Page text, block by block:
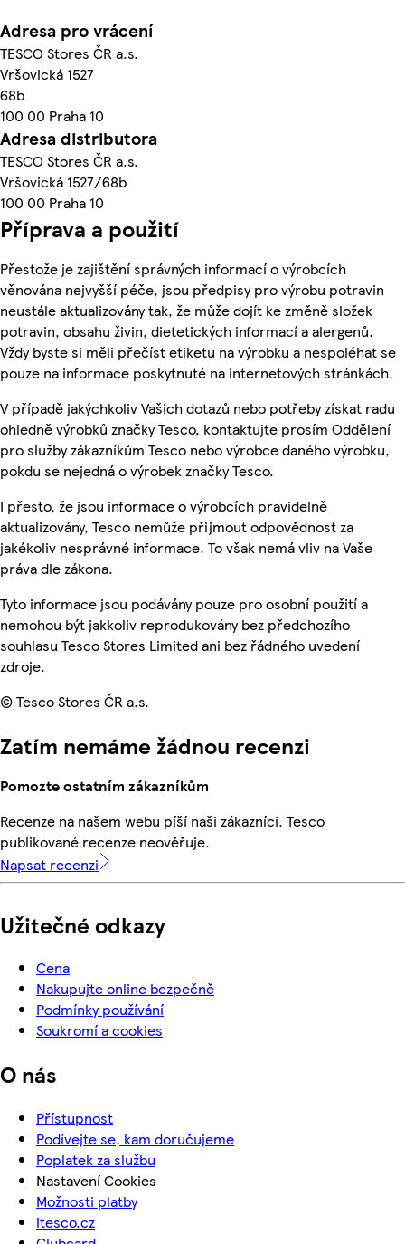
Adresa pro vrácení
TESCO Stores ČR a.s.
Vršovická 1527
68b
100 00 Praha 10
Adresa distributora
TESCO Stores ČR a.s.
Vršovická 1527/68b
100 00 Praha 10
Příprava a použití
Přestože je zajištění správných informací o výrobcích
věnována nejvyšší péče, jsou předpisy pro výrobu potravin
neustále aktualizovány tak, že může dojít ke změně složek
potravin, obsahu živin, dietetických informací a alergenů.
Vždy byste si měli přečíst etiketu na výrobku a nespoléhat se
pouze na informace poskytnuté na internetových stránkách.
V případě jakýchkoliv Vašich dotazů nebo potřeby získat radu
ohledně výrobků značky Tesco, kontaktujte prosím Oddělení
pro služby zákazníkům Tesco nebo výrobce daného výrobku,
pokdu se nejedná o výrobek značky Tesco.
I přesto, že jsou informace o výrobcích pravidelně
aktualizovány, Tesco nemůže přijmout odpovědnost za
jakékoliv nesprávné informace. To však nemá vliv na Vaše
práva dle zákona.
Tyto informace jsou podávány pouze pro osobní použití a
nemohou být jakkoliv reprodukovány bez předchozího
souhlasu Tesco Stores Limited ani bez řádného uvedení
zdroje.
© Tesco Stores ČR a.s.
Zatím nemáme žádnou recenzi
Pomozte ostatním zákazníkům
Recenze na našem webu píší naši zákazníci. Tesco
publikované recenze neověřuje.
Napsat recenzi
Užitečné odkazy
Cena
Nakupujte online bezpečně
Podmínky používání
Soukromí a cookies
O nás
Přístupnost
Podívejte se, kam doručujeme
Poplatek za službu
Nastavení Cookies
Možnosti platby
itesco.cz